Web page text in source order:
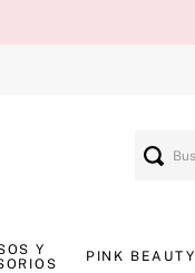
Y
PINK BEAUTY